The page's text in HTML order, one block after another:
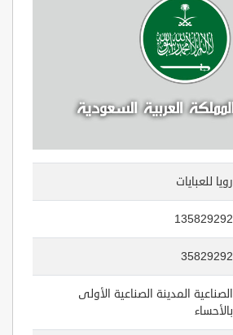
رويا للعبايات
135829292
35829292
الصناعية المدينة الصناعية الأولى
بالأحساء